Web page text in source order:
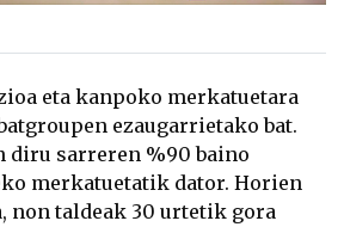
eta kanpoko merkatuetara
ezaugarrietako bat.
diru sarreren %90 baino
merkatuetatik dator. Horien
non taldeak 30 urtetik gora